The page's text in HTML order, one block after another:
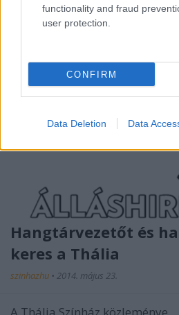
functionality and fraud
user protection.
CONFIRM
Data Deletion Data
Hangtárvezetőt és
keres a Thália
szinhazhu • 2014. május 23.